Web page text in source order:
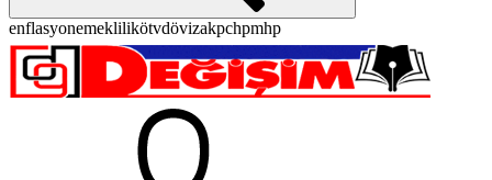
enflasyonemeklilikötvdövizakpchpmhp